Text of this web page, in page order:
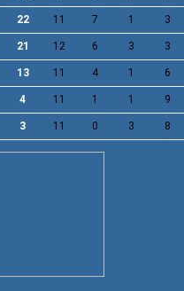
22 11 7 1 3
21 12 6 3 3
13 11 4 1 6
4 11 1 1 9
3 11 0 3 8